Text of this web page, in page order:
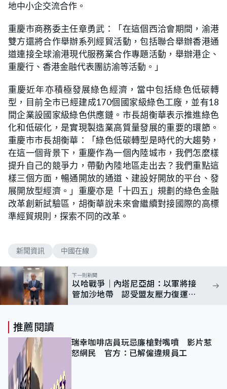
地中小企交流合作。
重慶市商務委主任章勇武：「在這個西洽會期間，渝港
雙方還將合作舉辦系列經貿活動，包括聯合舉辦香港通
道連接全球渝港現代服務業合作專題活動，舉辦港企、
重慶行、香港金融代表團訪渝等活動。」
重慶近年亦積極發展綠色經濟，當中包括綠色低碳轉
型，目前全市已經建成170個國家級綠色工廠，並有18
間企業設國家級綠色供應鏈。市長胡衡華表示推進綠色
化和低碳化，是實現製造業高質量發展的重要的環節。
重慶市市長胡衡華：「綠色低碳轉型是時代的大趨勢，
在這一個背景下，重慶作為一個內陸城市，我們怎麼樣
提升自己的競爭力，帶動內陸地區走出去？我們重點這
樣三個方面，暢通開放的通道、建設好開放的平台、發
展開放型經濟。」重慶亦是「十四五」規劃的綠色金融
改革創新試驗區，胡衡華說未來會繼續對接國際的高標
準經貿規則，探索不同的改革。
新聞資訊 中國在線
下一則新聞
以哈戰爭｜內塔尼亞胡：以軍將接
管加沙地帶 認受盟友壓力復運人
推薦閱讀
瑞幸咖啡店員玩忌廉槍對嘴噴 影片惹
怒網民 官方：已解僱違規員工